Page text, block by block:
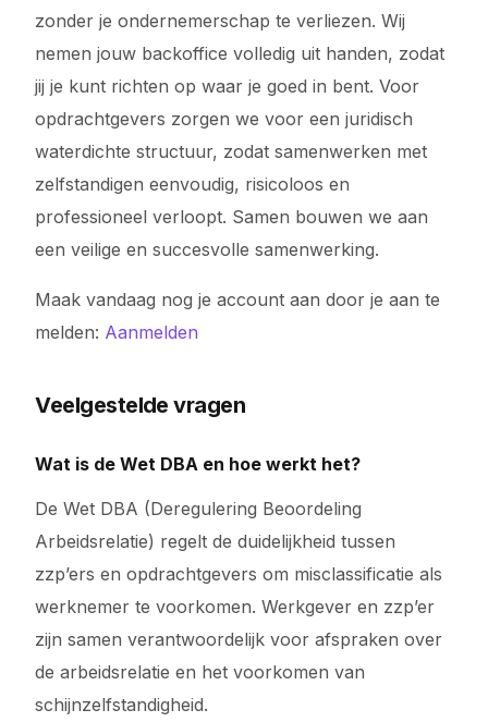
zonder je ondernemerschap te verliezen. Wij
nemen jouw backoffice volledig uit handen, zodat
jij je kunt richten op waar je goed in bent. Voor
opdrachtgevers zorgen we voor een juridisch
waterdichte structuur, zodat samenwerken met
zelfstandigen eenvoudig, risicoloos en
professioneel verloopt. Samen bouwen we aan
een veilige en succesvolle samenwerking.
Maak vandaag nog je account aan door je aan te
melden: Aanmelden
Veelgestelde vragen
Wat is de Wet DBA en hoe werkt het?
De Wet DBA (Deregulering Beoordeling
Arbeidsrelatie) regelt de duidelijkheid tussen
zzp’ers en opdrachtgevers om misclassificatie als
werknemer te voorkomen. Werkgever en zzp’er
zijn samen verantwoordelijk voor afspraken over
de arbeidsrelatie en het voorkomen van
schijnzelfstandigheid.